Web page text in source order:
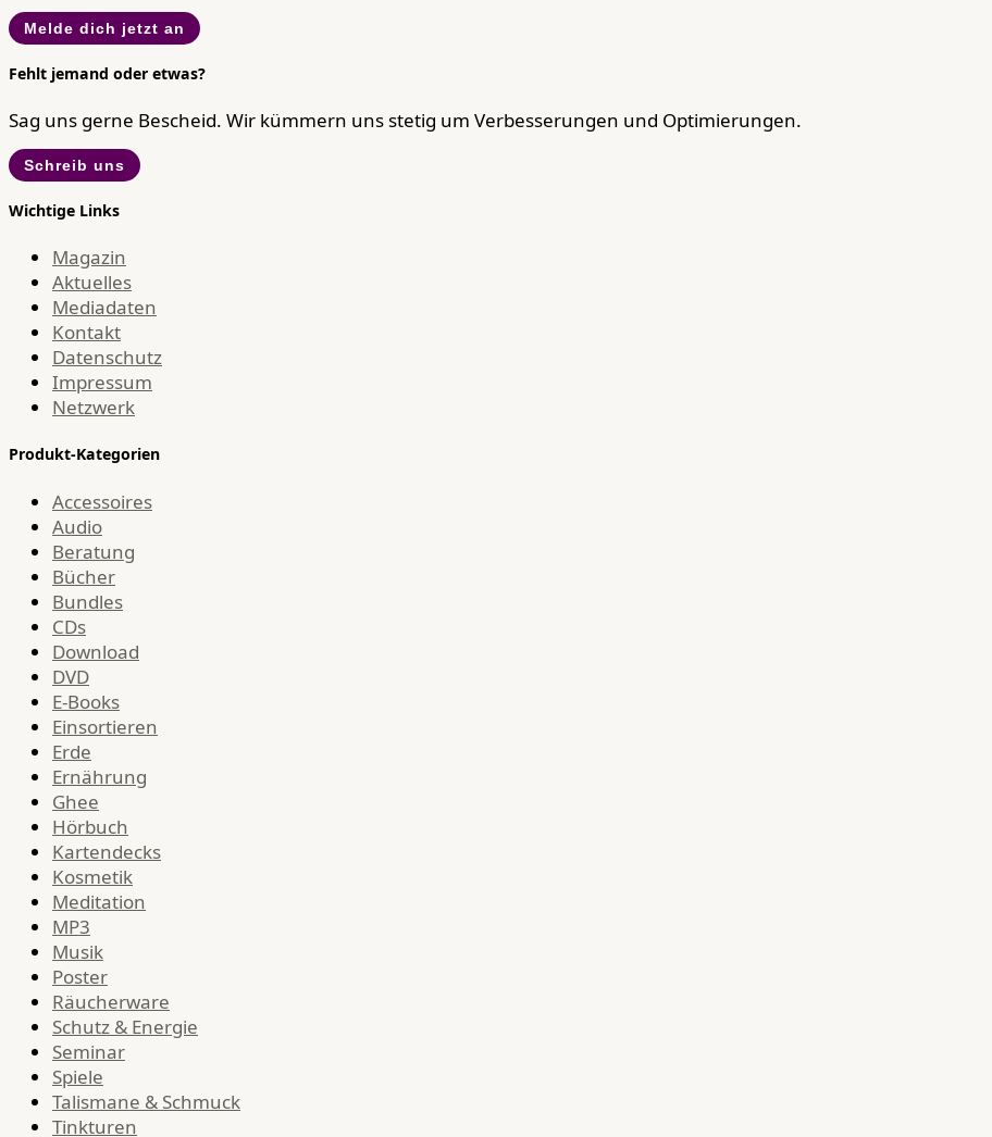
Melde dich jetzt an
Fehlt jemand oder etwas?
Sag uns gerne Bescheid. Wir kümmern uns stetig um Verbesserungen und Optimierungen.
Schreib uns
Wichtige Links
Magazin
Aktuelles
Mediadaten
Kontakt
Datenschutz
Impressum
Netzwerk
Produkt-Kategorien
Accessoires
Audio
Beratung
Bücher
Bundles
CDs
Download
DVD
E-Books
Einsortieren
Erde
Ernährung
Ghee
Hörbuch
Kartendecks
Kosmetik
Meditation
MP3
Musik
Poster
Räucherware
Schutz & Energie
Seminar
Spiele
Talismane & Schmuck
Tinkturen